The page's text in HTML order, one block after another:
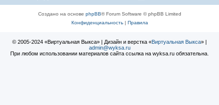
Создано на основе phpBB® Forum Software © phpBB Limited
Конфиденциальность| Правила
© 2005-2024 «Виртуальная Выкса» | Дизайн и верстка «Виртуальная Выкса» |
admin@wyksa.ru
При любом использовании материалов сайта ссылка на wyksa.ru обязательна.